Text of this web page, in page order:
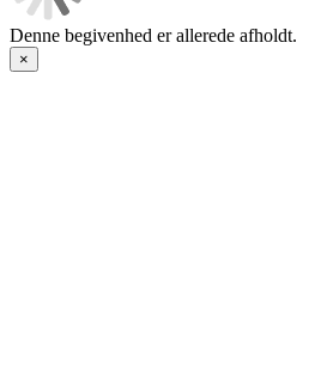
Denne begivenhed er allerede afholdt.
×